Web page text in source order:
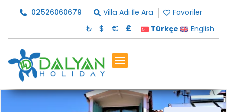
02526060679 Villa Adı İle Ara Favoriler
₺ $ € £ Türkçe English